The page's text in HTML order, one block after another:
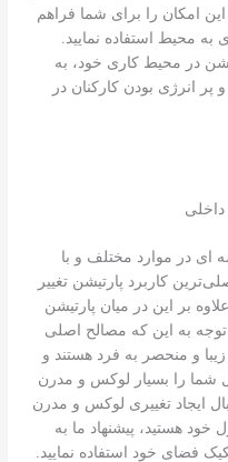
امکان را برای شما فراهم
به محیط استفاده نمایید.
در محیط کاری خود، به
انرژی بودن کارکنان در
داخلی
ای در موارد مختلف و با
کاربرد پارتیشن تغییر
بر این در میان پارتیشن
به این که مصالح اصلی
و منحصر به فرد هستند و
شما را بسیار لوکس و مدرن
ایجاد تغییری لوکس و مدرن
هستید، پیشنهاد ما به
فضای خود استفاده نمایید.